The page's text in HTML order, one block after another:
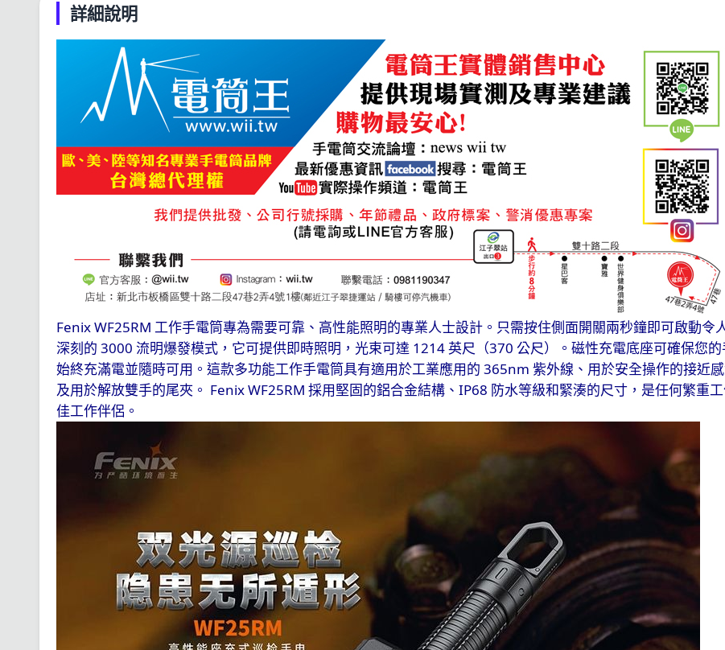
詳細說明
Fenix WF25RM 工作手電筒專為需要可靠、高性能照明的專業人士設計。只需按住側面開關兩秒鐘即可啟動令
深刻的 3000流明爆發模式，它可提供即時照明，光束可達 1214英尺（370公尺）。磁性充電底座可確保您的
始終充滿電並隨時可用。這款多功能工作手電筒具有適用於工業應用的 365nm紫外線、用於安全操作的接近
及用於解放雙手的尾夾。 Fenix WF25RM採用堅固的鋁合金結構、IP68 防水等級和緊湊的尺寸，是任何繁重
佳工作伴侶。